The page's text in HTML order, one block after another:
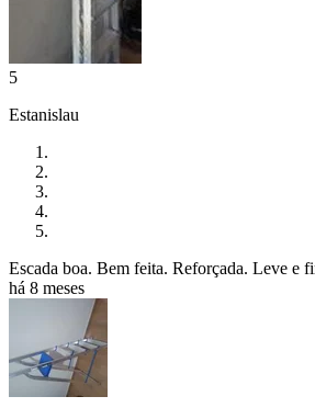
5
Estanislau
Escada boa. Bem feita. Reforçada. Leve e
há 8 meses